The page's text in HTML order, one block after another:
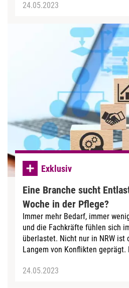
24.05.2023
Exklusiv
Eine Branche sucht
Woche in der Pflege?
Immer mehr Bedarf, immer
und die Fachkräfte fühlen sich
überlastet. Nicht nur in NRW ist
Langem von Konflikten geprägt.
24.05.2023